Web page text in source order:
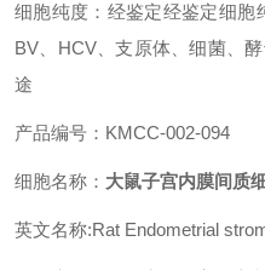
细胞纯度：经鉴定经鉴定细胞
BV、HCV、支原体、细菌、
途
产品编号：KMCC-002-094
细胞名称： 大鼠子宫内膜间质
英文名称:Rat Endometrial